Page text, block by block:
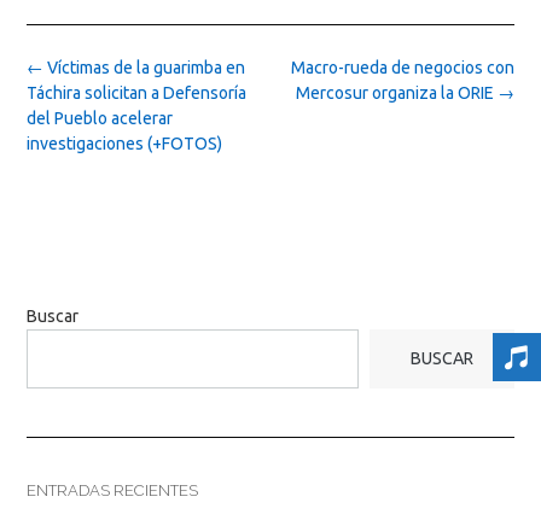
Post
navigation
Macro-rueda de negocios con
Mercosur organiza la ORIE →
← Víctimas de la guarimba en
Táchira solicitan a Defensoría
del Pueblo acelerar
investigaciones (+FOTOS)
Buscar
BUSCAR
ENTRADAS RECIENTES